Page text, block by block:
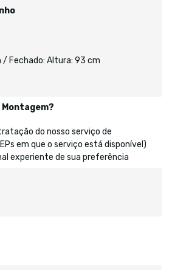
/ Fechado: Altura: 93 cm
do nosso serviço de
em que o serviço está disponível)
experiente de sua preferência